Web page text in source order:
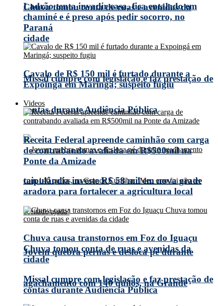
Chuva tomou conta de ruas e avenidas da
cidade
Missal cumpre com legislação e faz prestação de
contas durante Audiência Pública
Jovem quebra pernas e desloca pé durante
agachamento com 140 quilos, na Grande
Ladrão tenta invadir casa, fica entalado em
chaminé e é preso após pedir socorro, no
Paraná
Cavalo de R$ 150 mil é furtado durante a
Expoingá em Maringá; suspeito fugiu
Videos
Receita Federal apreende caminhão com carga
de contrabando avaliada em R$500mil na
Ponte da Amizade
taipulândia investe R$ 58 mil em nova grade
aradora para fortalecer a agricultura local
Chuva causa transtornos em Foz do Iguaçu
Chuva tomou conta de ruas e avenidas da
cidade
Missal cumpre com legislação e faz prestação de
contas durante Audiência Pública